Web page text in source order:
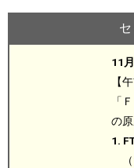
11
【
「
の
1.
（